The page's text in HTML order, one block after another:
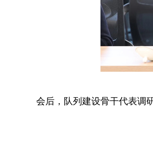
会后，队列建设骨干代表调